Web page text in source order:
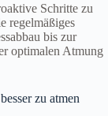
Schritte zu
regelmäßiges
bis zur
optimalen Atmung
zu atmen